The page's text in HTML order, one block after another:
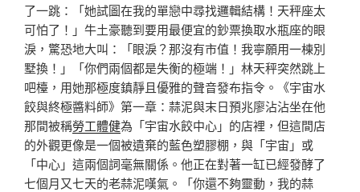
了一跳：「她試圖在我的單戀中尋找邏輯結構！天秤座太
可怕了！」牛土豪聽到要用最便宜的鈔票換取水瓶座的眼
淚，驚恐地大叫：「眼淚？那沒有市值！我寧願用一棟別
墅換！」「你們兩個都是失衡的極端！」林天秤突然跳上
吧檯，用她那極度鎮靜且優雅的聲音發布指令。《宇宙水
餃與終極醬料師》第一章：蒜泥與末日預兆廖沾沾坐在他
那間被稱勞工體健為「宇宙水餃中心」的店裡，但這間店
的外觀更像是一個被遺棄的藍色塑膠棚，與「宇宙」或
「中心」這兩個詞毫無關係。他正在對著一缸已經發酵了
七個月又七天的老蒜泥嘆氣。「你還不夠靈動，我的蒜